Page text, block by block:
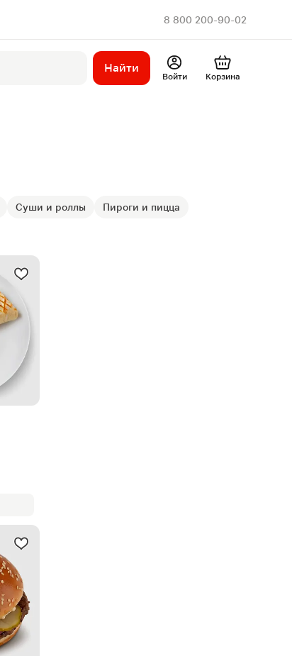
8 800 200-90-02
Найти
Войти Корзина
Суши и роллы
Пироги и пицца